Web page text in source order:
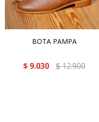
BOTA PAMPA
$ 9.030 $12.900